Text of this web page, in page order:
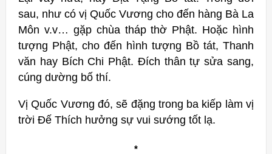
sau, như có vị Quốc Vương cho đến hàng Bà La
Môn v.v… gặp chùa tháp thờ Phật. Hoặc hình
tượng Phật, cho đến hình tượng Bồ tát, Thanh
văn hay Bích Chi Phật. Đích thân tự sửa sang,
cúng dường bố thí.
Vị Quốc Vương đó, sẽ đặng trong ba kiếp làm vị
trời Ðế Thích hưởng sự vui sướng tốt lạ.
*